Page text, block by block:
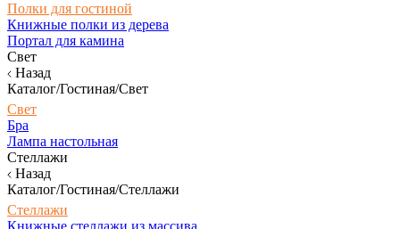
Полки для гостиной
Книжные полки из дерева
Портал для камина
Свет
Назад
Каталог/Гостиная/Свет
Свет
Бра
Лампа настольная
Стеллажи
Назад
Каталог/Гостиная/Стеллажи
Стеллажи
Книжные стеллажи из массива